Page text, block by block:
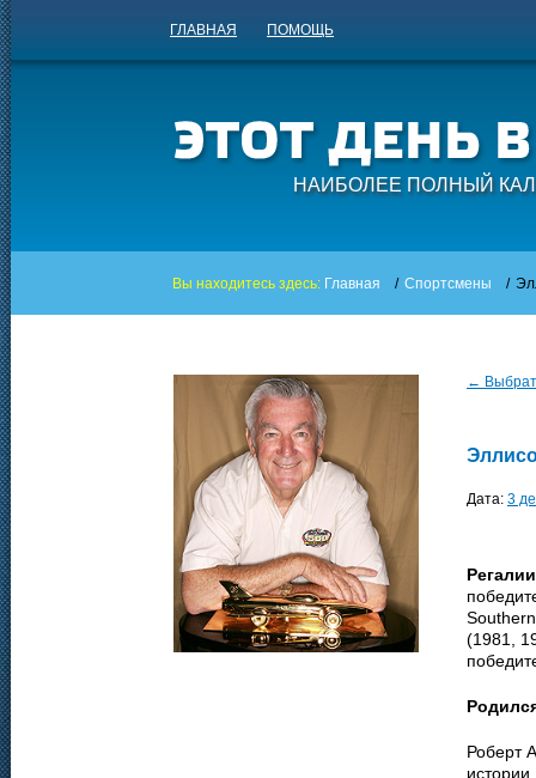
ГЛАВНАЯ ПОМОЩЬ
НАИБОЛЕЕ ПОЛНЫЙ
Вы находитесь здесь: Главная / Спортсмены /
←
Дата: 3
(1981,
Роберт